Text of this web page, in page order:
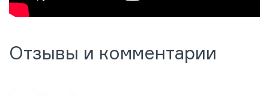
Отзывы и комментарии